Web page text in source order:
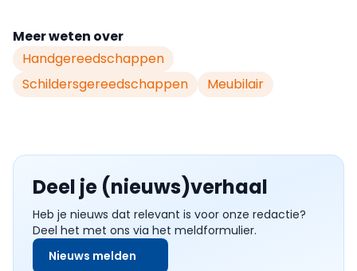
Meer weten over
Handgereedschappen
Schildersgereedschappen
Meubilair
Deel je (nieuws)verhaal
Heb je nieuws dat relevant is voor onze redactie?
Deel het met ons via het meldformulier.
Nieuws melden